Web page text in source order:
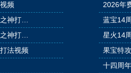
频
法视频
2026年
蓝宝14
星火14
果宝特
十四周